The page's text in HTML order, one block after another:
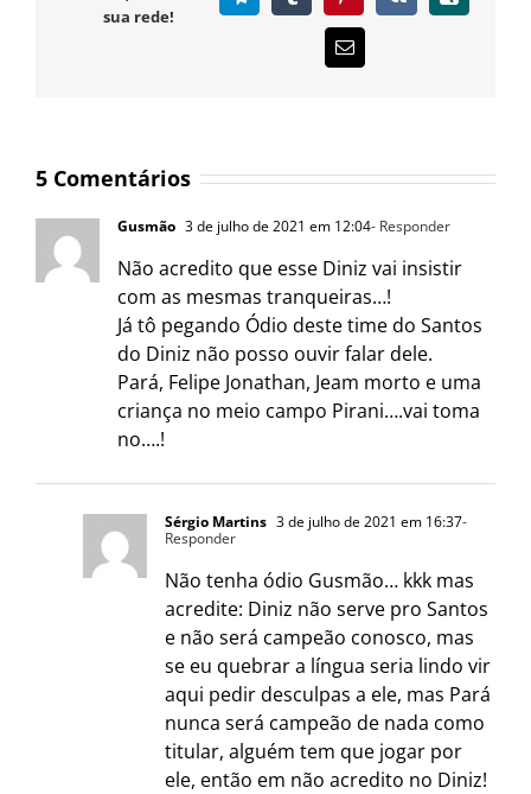
sua rede!
E-
mail
5 Comentários
Gusmão 3 de julho de 2021 em 12:04- Responder
Não acredito que esse Diniz vai insistir
com as mesmas tranqueiras…!
Já tô pegando Ódio deste time do Santos
do Diniz não posso ouvir falar dele.
Pará, Felipe Jonathan, Jeam morto e uma
criança no meio campo Pirani….vai toma
no….!
Sérgio Martins 3 de julho de 2021 em 16:37-
Responder
Não tenha ódio Gusmão… kkk mas
acredite: Diniz não serve pro Santos
e não será campeão conosco, mas
se eu quebrar a língua seria lindo vir
aqui pedir desculpas a ele, mas Pará
nunca será campeão de nada como
titular, alguém tem que jogar por
ele, então em não acredito no Diniz!